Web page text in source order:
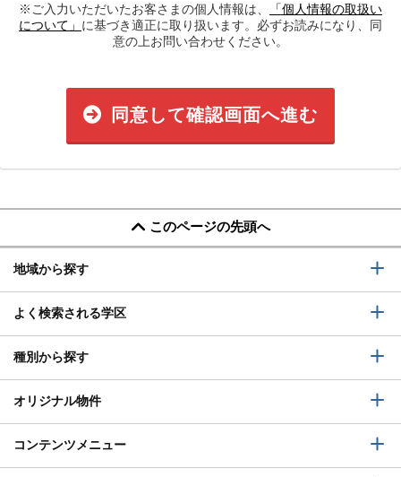
※ご入力いただいたお客さまの個人情報は、
「個人情報の取扱い
について」 に基づき適正に取り扱います。必ずお読みになり、同
意の上お問い合わせください。
同意して確認画面へ進む
このページの先頭へ
地域から探す
よく検索される学区
種別から探す
オリジナル物件
コンテンツメニュー